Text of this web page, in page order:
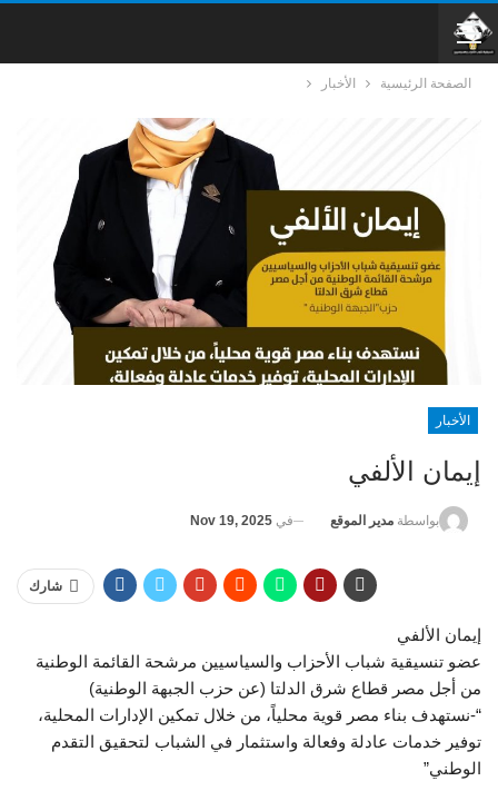
الصفحة الرئيسية الأخبار
الأخبار
إيمان الألفي
بواسطة مدير الموقع في Nov 19, 2025
شارك
إيمان الألفي
عضو تنسيقية شباب الأحزاب والسياسيين مرشحة القائمة الوطنية
من أجل مصر قطاع شرق الدلتا (عن حزب الجبهة الوطنية)
“-نستهدف بناء مصر قوية محلياً، من خلال تمكين الإدارات المحلية،
توفير خدمات عادلة وفعالة واستثمار في الشباب لتحقيق التقدم
الوطني”